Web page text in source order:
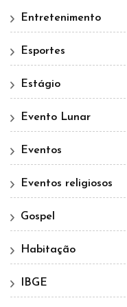
Entretenimento
Esportes
Estágio
Evento Lunar
Eventos
Eventos religiosos
Gospel
Habitação
IBGE